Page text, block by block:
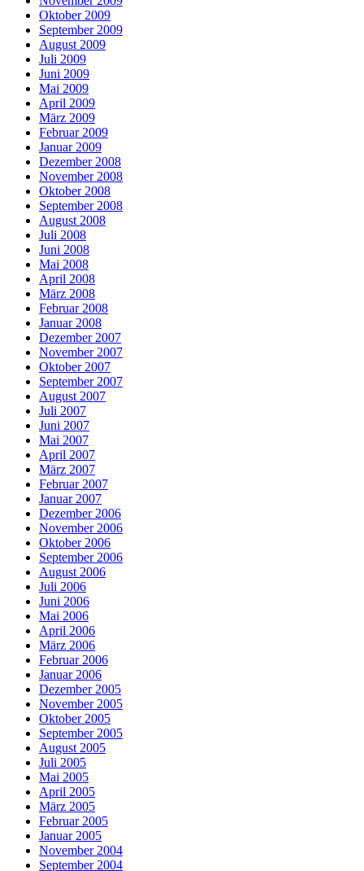
Oktober 2009
September 2009
August 2009
Juli 2009
Juni 2009
Mai 2009
April 2009
März 2009
Februar 2009
Januar 2009
Dezember 2008
November 2008
Oktober 2008
September 2008
August 2008
Juli 2008
Juni 2008
Mai 2008
April 2008
März 2008
Februar 2008
Januar 2008
Dezember 2007
November 2007
Oktober 2007
September 2007
August 2007
Juli 2007
Juni 2007
Mai 2007
April 2007
März 2007
Februar 2007
Januar 2007
Dezember 2006
November 2006
Oktober 2006
September 2006
August 2006
Juli 2006
Juni 2006
Mai 2006
April 2006
März 2006
Februar 2006
Januar 2006
Dezember 2005
November 2005
Oktober 2005
September 2005
August 2005
Juli 2005
Mai 2005
April 2005
März 2005
Februar 2005
Januar 2005
November 2004
September 2004